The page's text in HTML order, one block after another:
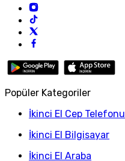
Popüler Kategoriler
İkinci El Cep Telefonu
İkinci El Bilgisayar
İkinci El Araba